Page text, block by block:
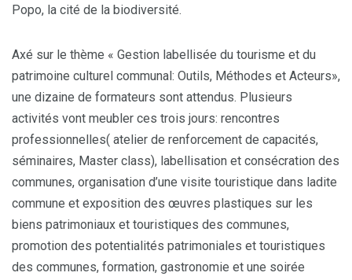
Popo, la cité de la biodiversité.
Axé sur le thème « Gestion labellisée du tourisme et du
patrimoine culturel communal: Outils, Méthodes et Acteurs»,
une dizaine de formateurs sont attendus. Plusieurs
activités vont meubler ces trois jours: rencontres
professionnelles( atelier de renforcement de capacités,
séminaires, Master class), labellisation et consécration des
communes, organisation d’une visite touristique dans ladite
commune et exposition des œuvres plastiques sur les
biens patrimoniaux et touristiques des communes,
promotion des potentialités patrimoniales et touristiques
des communes, formation, gastronomie et une soirée